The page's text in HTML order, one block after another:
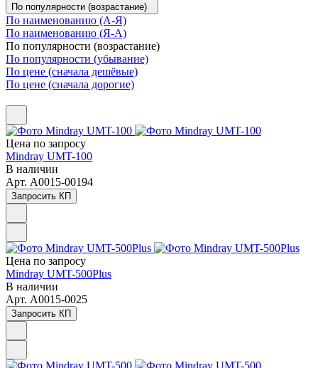
По популярности (возрастание)
По наименованию (А-Я)
По наименованию (Я-А)
По популярности (возрастание)
По популярности (убывание)
По цене (сначала дешёвые)
По цене (сначала дорогие)
Цена по запросу
Mindray UMT-100
В наличии
Арт. A0015-00194
Запросить КП
Цена по запросу
Mindray UMT-500Plus
В наличии
Арт. A0015-0025
Запросить КП